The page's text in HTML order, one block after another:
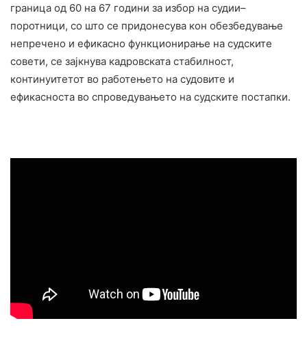
граница од 60 на 67 години за избор на судии–
поротници, со што се придонесува кон обезбедување
непречено и ефикасно функционирање на судските
совети, се зајкнува кадровската стабилност,
континуитетот во работењето на судовите и
ефикасноста во спроведувањето на судските постапки.